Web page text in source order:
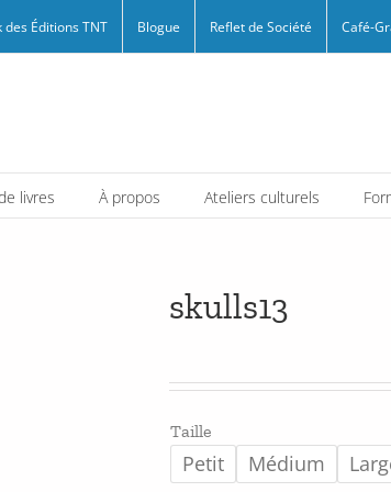
des Éditions TNT Blogue Reflet de Société Café-
livres À propos Ateliers culturels
skulls13
Taille
Petit Médium